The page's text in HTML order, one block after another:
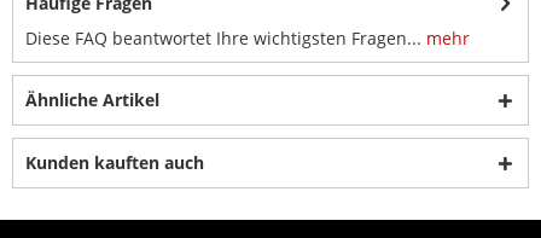
Diese FAQ beantwortet Ihre wichtigsten Fragen... mehr
Ähnliche Artikel
Kunden kauften auch